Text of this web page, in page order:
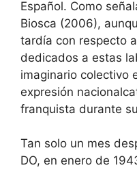
Español. Como
Biosca (2006),
tardía con respecto
dedicados a estas
imaginario colectivo
expresión
franquista durante
Tan solo un mes
DO, en enero de